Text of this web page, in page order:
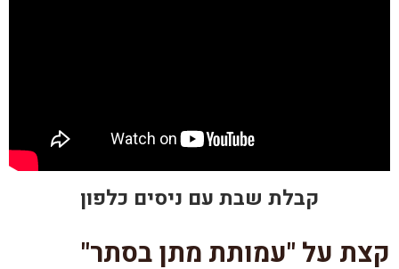
קבלת שבת עם ניסים כלפון
קצת על "עמותת מתן בסתר"